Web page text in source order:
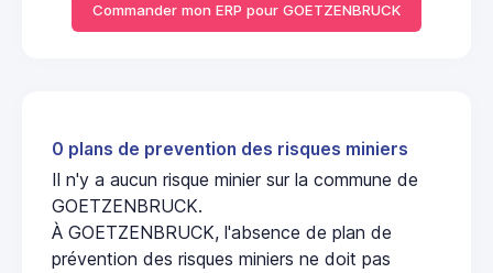
Commander mon ERP pour GOETZENBRUCK
0 plans de prevention des risques miniers
Il n'y a aucun risque minier sur la commune de
GOETZENBRUCK.
À GOETZENBRUCK, l'absence de plan de
prévention des risques miniers ne doit pas